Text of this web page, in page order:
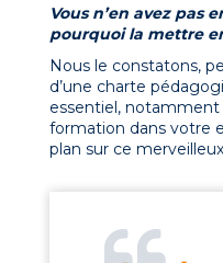
Vous n’en avez pas
pourquoi la mettre
Nous le constatons,
d’une charte
essentiel,
formation dans votre
plan sur ce